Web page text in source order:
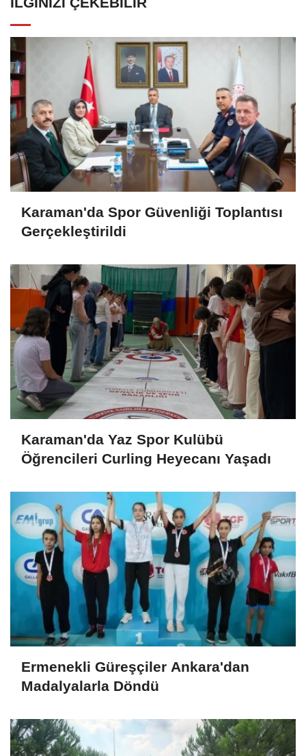
Karaman'da Spor Güvenliği Toplantısı
Gerçekleştirildi
Karaman'da Yaz Spor Kulübü
Öğrencileri Curling Heyecanı Yaşadı
Ermenekli Güreşçiler Ankara'dan
Madalyalarla Döndü